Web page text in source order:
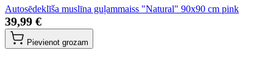
Autosēdeklīša muslīna guļammaiss "Natural" 90x90 cm pink
39,99 €
Pievienot grozam